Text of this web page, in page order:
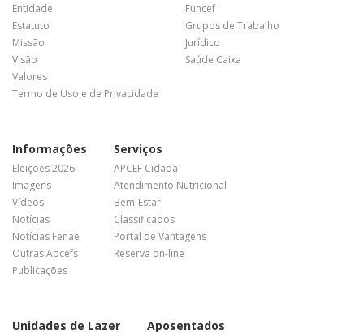
Entidade
Estatuto
Missão
Visão
Valores
Termo de Uso e de Privacidade
Funcef
Grupos de Trabalho
Jurídico
Saúde Caixa
Informações
Eleições 2026
Imagens
Vídeos
Notícias
Notícias Fenae
Outras Apcefs
Publicações
Serviços
APCEF Cidadã
Atendimento Nutricional
Bem-Estar
Classificados
Portal de Vantagens
Reserva on-line
Unidades de Lazer Aposentados